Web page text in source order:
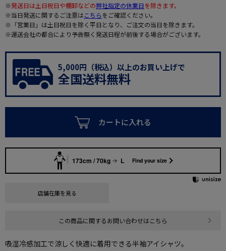
※発送日は土日祝日や棚卸などの弊社指定の休業日を除きます。
※当日発送に関するご注意はこちらをご確認ください。
※「営業日」は土日祝日を除く平日となり、ご注文の当日を除きます。
※運送会社の都合により予告無く発送日程が前後する場合がございます。
5,000円（税込）以上のお買い上げで
全国送料無料
カートに入れる
173cm / 70kg L Find your size
店舗在庫を見る
この商品に関するお問い合わせはこちら
吸湿冷感加工で涼しく快適に着用できる半袖アイシャツ。